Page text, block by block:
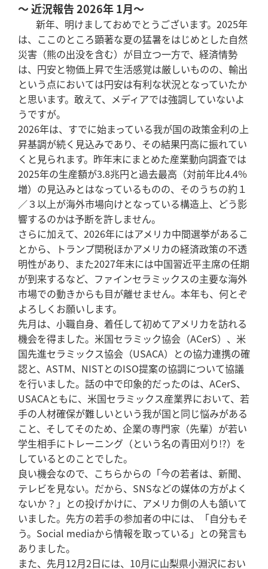
～ 近況報告 2026年 1月～
新年、明けましておめでとうございます。2025年
は、ここのところ顕著な夏の猛暑をはじめとした自然
災害（熊の出没を含む）が目立つ一方で、経済情勢
は、円安と物価上昇で生活感覚は厳しいものの、輸出
という点においては円安は有利な状況となっていたか
と思います。敢えて、メディアでは強調していないよ
うですが。
2026年は、すでに始まっている我が国の政策金利の上
昇基調が続く見込みであり、その結果円高に振れてい
くと見られます。昨年末にまとめた産業動向調査では
2025年の生産額が3.8兆円と過去最高（対前年比4.4%
増）の見込みとはなっているものの、そのうちの約１
／３以上が海外市場向けとなっている構造上、どう影
響するのかは予断を許しません。
さらに加えて、2026年にはアメリカ中間選挙があるこ
とから、トランプ関税ほかアメリカの経済政策の不透
明性があり、また2027年末には中国習近平主席の任期
が到来するなど、ファインセラミックスの主要な海外
市場での動きからも目が離せません。本年も、何とぞ
よろしくお願いします。
先月は、小職自身、着任して初めてアメリカを訪れる
機会を得ました。米国セラミック協会（ACerS）、米
国先進セラミックス協会（USACA）との協力連携の確
認と、ASTM、NISTとのISO提案の協調について協議
を行いました。話の中で印象的だったのは、ACerS、
USACAともに、米国セラミックス産業界において、若
手の人材確保が難しいという我が国と同じ悩みがある
こと、そしてそのため、企業の専門家（先輩）が若い
学生相手にトレーニング（という名の青田刈り!?）を
しているとのことでした。
良い機会なので、こちらからの「今の若者は、新聞、
テレビを見ない。だから、SNSなどの媒体の方がよく
ないか？」との投げかけに、アメリカ側の人も頷いて
いました。先方の若手の参加者の中には、「自分もそ
う。Social mediaから情報を取っている」との発言も
ありました。
また、先月12月2日には、10月に山梨県小淵沢におい